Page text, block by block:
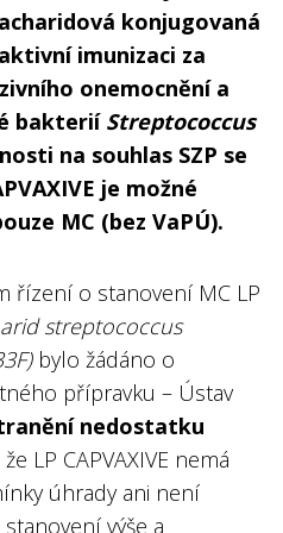
konjugovaná
imunizaci za
onemocnění a
bakterií Streptococcus
na souhlas SZP se
je možné
MC (bez VaPÚ).
řízení o stanovení MC LP
streptococcus
bylo žádáno o
přípravku – Ústav
nedostatku
LP CAPVAXIVE nemá
úhrady ani není
výše a